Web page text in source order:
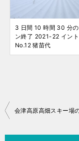
3 日間 10 時間 30 分
ン終了 2021-22 イン
No.12 猪苗代
投